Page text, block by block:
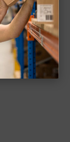
oferten